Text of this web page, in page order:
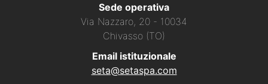
Sede operativa
Via Nazzaro, 20 - 10034
Chivasso (TO)
Email istituzionale
seta@setaspa.com